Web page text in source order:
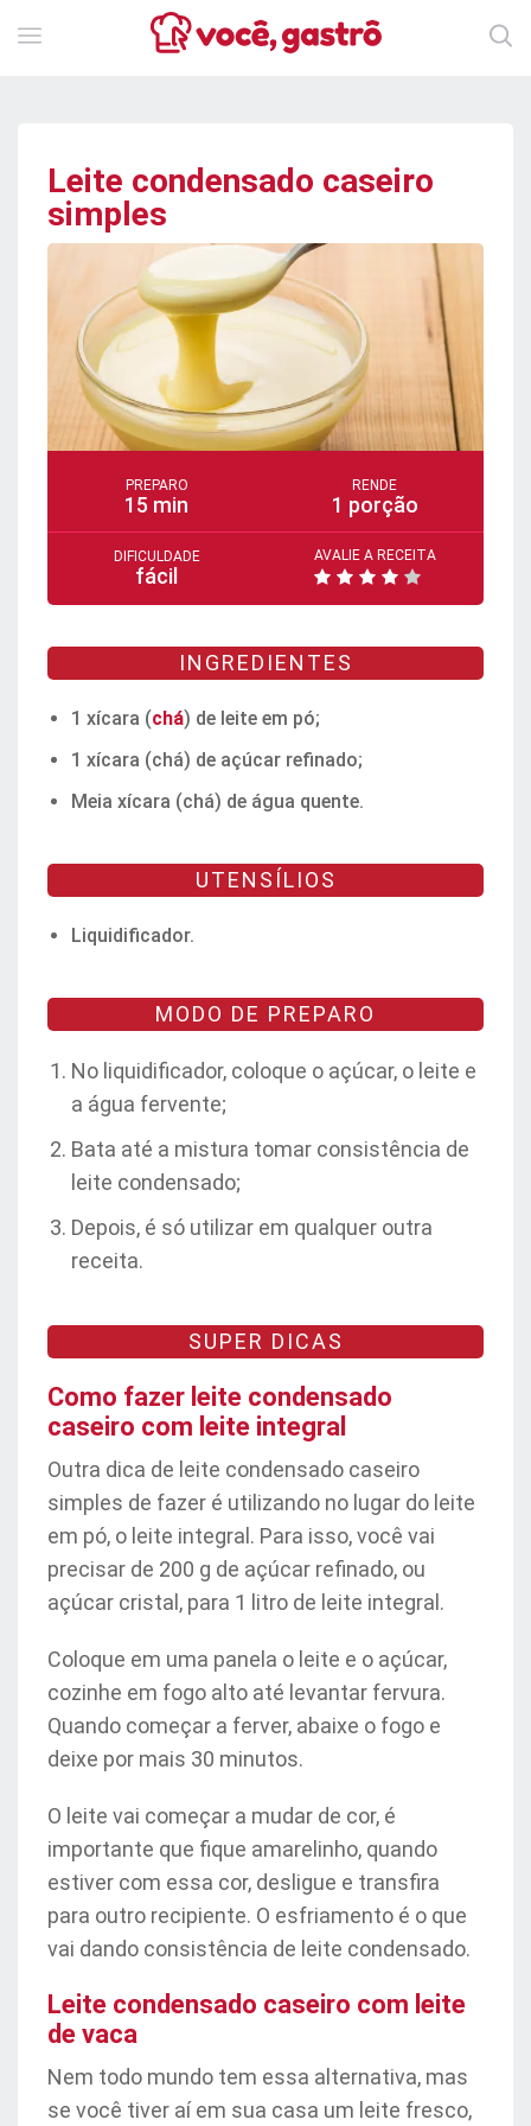
Leite condensado caseiro
simples
PREPARO
15 min
RENDE
1 porção
DIFICULDADE
fácil
AVALIE A RECEITA
INGREDIENTES
1 xícara (chá) de leite em pó;
1 xícara (chá) de açúcar refinado;
Meia xícara (chá) de água quente.
UTENSÍLIOS
Liquidificador.
MODO DE PREPARO
No liquidificador, coloque o açúcar, o leite e
a água fervente;
Bata até a mistura tomar consistência de
leite condensado;
Depois, é só utilizar em qualquer outra
receita.
SUPER DICAS
Como fazer leite condensado
caseiro com leite integral
Outra dica de leite condensado caseiro
simples de fazer é utilizando no lugar do leite
em pó, o leite integral. Para isso, você vai
precisar de 200 g de açúcar refinado, ou
açúcar cristal, para 1 litro de leite integral.
Coloque em uma panela o leite e o açúcar,
cozinhe em fogo alto até levantar fervura.
Quando começar a ferver, abaixe o fogo e
deixe por mais 30 minutos.
O leite vai começar a mudar de cor, é
importante que fique amarelinho, quando
estiver com essa cor, desligue e transfira
para outro recipiente. O esfriamento é o que
vai dando consistência de leite condensado.
Leite condensado caseiro com leite
de vaca
Nem todo mundo tem essa alternativa, mas
se você tiver aí em sua casa um leite fresco,